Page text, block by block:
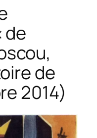
de
de
2014)